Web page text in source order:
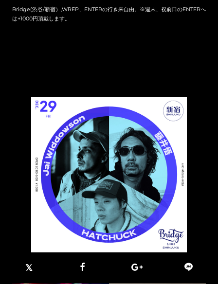
Bridge(渋谷/新宿）,WREP、ENTERの行き来自由。※週末、祝前日のENTERへ
は+1000円頂戴します。